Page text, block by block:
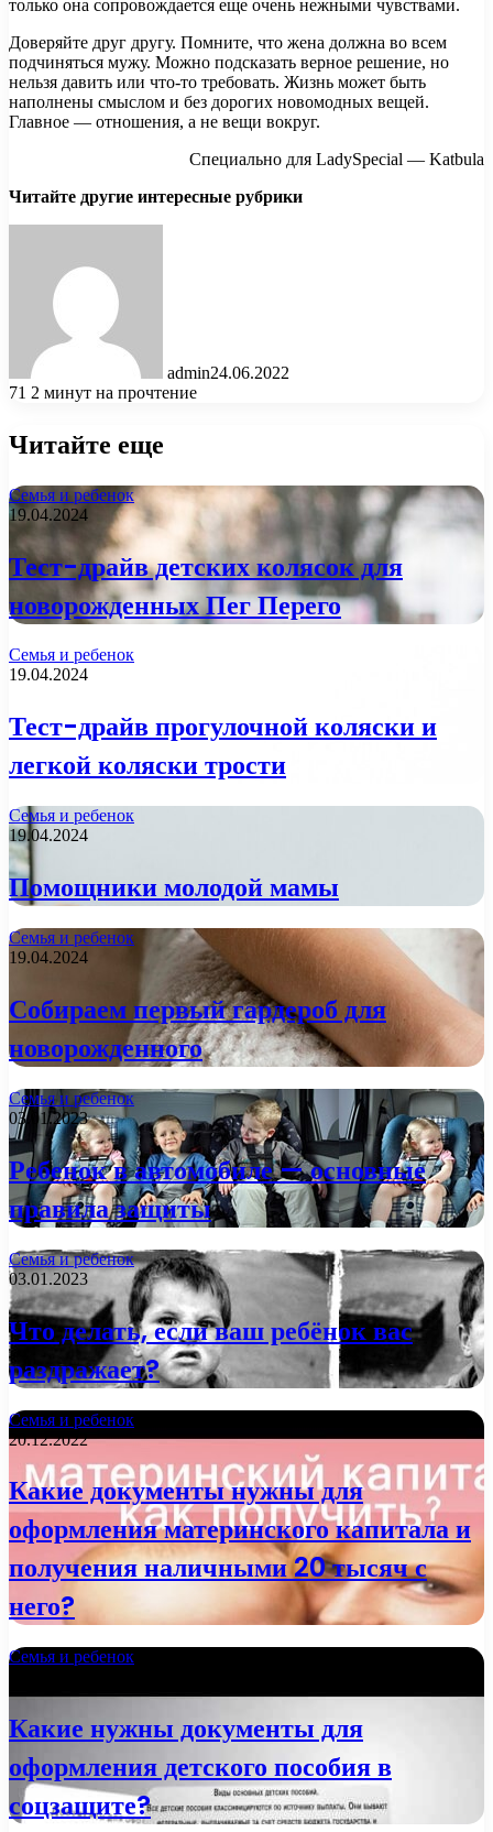
только она сопровождается еще очень нежными чувствами.
Доверяйте друг другу. Помните, что жена должна во всем
подчиняться мужу. Можно подсказать верное решение, но
нельзя давить или что-то требовать. Жизнь может быть
наполнены смыслом и без дорогих новомодных вещей.
Главное — отношения, а не вещи вокруг.
Специально для LadySpecial — Katbula
Читайте другие интересные рубрики
admin24.06.2022
71 2 минут на прочтение
Читайте еще
Семья и ребенок
19.04.2024
Тест-драйв детских колясок для
новорожденных Пег Перего
Семья и ребенок
19.04.2024
Тест-драйв прогулочной коляски и
легкой коляски трости
Семья и ребенок
19.04.2024
Помощники молодой мамы
Семья и ребенок
19.04.2024
Собираем первый гардероб для
новорожденного
Семья и ребенок
03.01.2023
Ребенок в автомобиле — основные
правила защиты
Семья и ребенок
03.01.2023
Что делать, если ваш ребёнок вас
раздражает?
Семья и ребенок
20.12.2022
Какие документы нужны для
оформления материнского капитала и
получения наличными 20 тысяч с
него?
Семья и ребенок
Какие нужны документы для
оформления детского пособия в
соцзащите?